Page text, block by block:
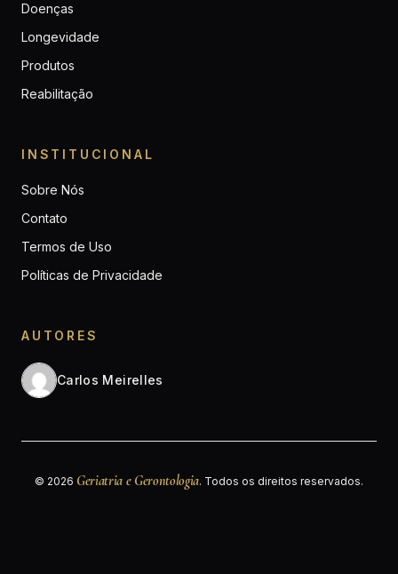
Doenças
Longevidade
Produtos
Reabilitação
INSTITUCIONAL
Sobre Nós
Contato
Termos de Uso
Políticas de Privacidade
AUTORES
Carlos Meirelles
© 2026 Geriatria e Gerontologia. Todos os direitos reservados.